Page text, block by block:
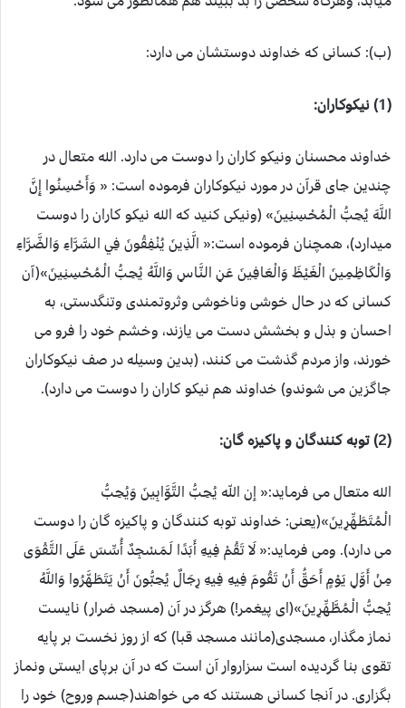
(ب): کسانی که خداوند دوستشان می دارد:
(1) نیکوکاران:
خداوند محسنان ونیکو کاران را دوست می دارد. الله متعال در
چندین جای قرآن در مورد نیکوکاران فرموده است: « وَأَحْسِنُوا إِنَّ
اللَّهَ يُحِبُّ الْمُحْسِنِينَ» (ونیکی کنید که الله نیکو کاران را دوست
میدارد)، همچنان فرموده است:« الَّذِينَ يُنْفِقُونَ فِي السَّرَّاءِ وَالضَّرَّاءِ
وَالْكَاظِمِينَ الْغَيْظَ وَالْعَافِينَ عَنِ النَّاسِ وَاللَّهُ يُحِبُّ الْمُحْسِنِينَ»(آن
کسانی که در حال خوشی وناخوشی وثروتمندی وتنگدستی، به
احسان و بذل و بخشش دست می یازند، وخشم خود را فرو می
خورند، واز مردم گذشت می کنند، (بدین وسیله در صف نیکوکاران
جاگزین می شوندو) خداوند هم نیکو کاران را دوست می دارد).
(2) توبه کنندگان و پاکیزه گان:
الله متعال می فرماید:« إن اللّه يُحِبُّ التَّوَّابِينَ وَيُحِبُّ
الْمُتَطَهِّرِينَ»(یعنی: خداوند توبه کنندگان و پاکیزه گان را دوست
می دارد). ومی فرماید:« لَا تَقُمْ فِيهِ أَبَدًا لَمَسْجِدٌ أُسِّسَ عَلَى التَّقْوَى
مِنْ أَوَّلِ يَوْمٍ أَحَقُّ أَنْ تَقُومَ فِيهِ فِيهِ رِجَالٌ يُحِبُّونَ أَنْ يَتَطَهَّرُوا وَاللَّهُ
يُحِبُّ الْمُطَّهِّرِينَ»(ای پیغمر!) هرگز در آن (مسجد ضرار) نایست
نماز مگذار، مسجدی(مانند مسجد قبا) که از روز نخست بر پایه
تقوی بنا گردیده است سزاروار آن است که در آن برپای ایستی ونماز
بگزاری. در آنجا کسانی هستند که می خواهند(جسم وروح) خود را